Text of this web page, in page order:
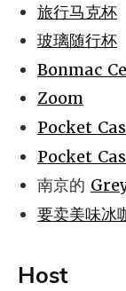
旅行马克杯
玻璃随行杯
Bonmac
Zoom
Pocket
Pocket
南京的
要卖美味冰
Host